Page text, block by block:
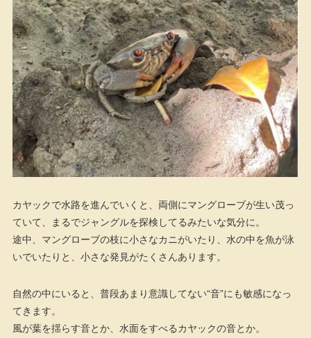
カヤックで水路を進んでいくと、両側にマングローブが生い茂っ
ていて、まるでジャングルを探検してるみたいな気分に。
途中、マングローブの枝に小さなカニがいたり、水の中を魚が泳
いでいたりと、小さな発見がたくさんあります。
自然の中にいると、普段あまり意識してない“音”にも敏感になっ
てきます。
風が葉を揺らす音とか、水面をすべるカヤックの音とか。